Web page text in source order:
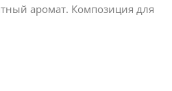
аромат. Композиция для